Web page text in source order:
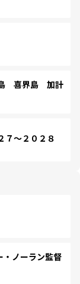
喜界島 加計
～２０２８
ノーラン監督